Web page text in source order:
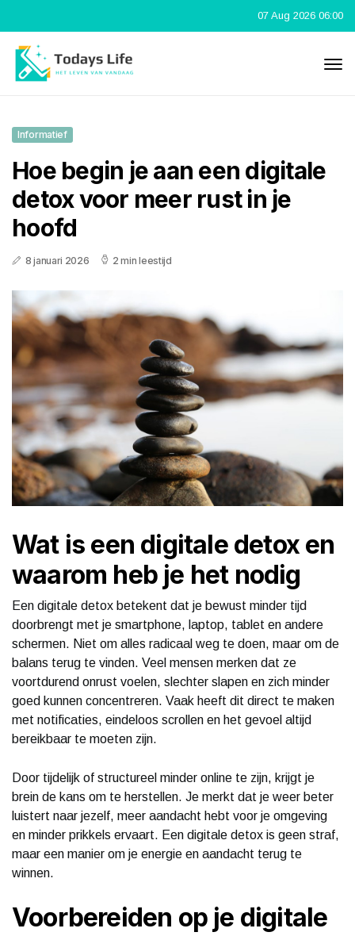
07 Aug 2026 06:00
Informatief
Hoe begin je aan een digitale
detox voor meer rust in je
hoofd
8 januari 2026 2 min leestijd
Wat is een digitale detox en
waarom heb je het nodig
Een digitale detox betekent dat je bewust minder tijd
doorbrengt met je smartphone, laptop, tablet en andere
schermen. Niet om alles radicaal weg te doen, maar om de
balans terug te vinden. Veel mensen merken dat ze
voortdurend onrust voelen, slechter slapen en zich minder
goed kunnen concentreren. Vaak heeft dit direct te maken
met notificaties, eindeloos scrollen en het gevoel altijd
bereikbaar te moeten zijn.
Door tijdelijk of structureel minder online te zijn, krijgt je
brein de kans om te herstellen. Je merkt dat je weer beter
luistert naar jezelf, meer aandacht hebt voor je omgeving
en minder prikkels ervaart. Een digitale detox is geen straf,
maar een manier om je energie en aandacht terug te
winnen.
Voorbereiden op je digitale